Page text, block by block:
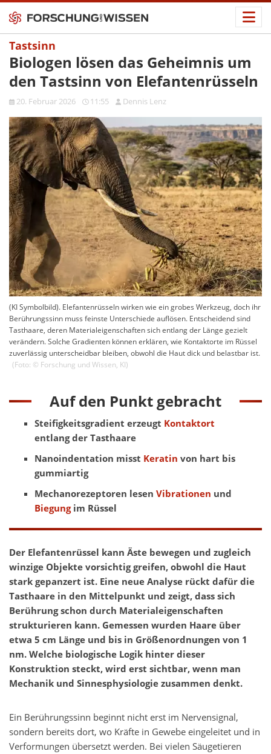
Tastsinn
Biologen lösen das Geheimnis um
den Tastsinn von Elefantenrüsseln
20. Februar 2026 11:55 Dennis Lenz
(KI Symbolbild). Elefantenrüsseln wirken wie ein grobes Werkzeug, doch ihr
Berührungssinn muss feinste Unterschiede auflösen. Entscheidend sind
Tasthaare, deren Materialeigenschaften sich entlang der Länge gezielt
verändern. Solche Gradienten können erklären, wie Kontaktorte im Rüssel
zuverlässig unterscheidbar bleiben, obwohl die Haut dick und belastbar ist.
(Foto: © Forschung und Wissen, KI)
Auf den Punkt gebracht
Steifigkeitsgradient erzeugt Kontaktort
entlang der Tasthaare
Nanoindentation misst Keratin von hart bis
gummiartig
Mechanorezeptoren lesen Vibrationen und
Biegungim Rüssel
Der Elefantenrüssel kann Äste bewegen und zugleich
winzige Objekte vorsichtig greifen, obwohl die Haut
stark gepanzert ist. Eine neue Analyse rückt dafür die
Tasthaare in den Mittelpunkt und zeigt, dass sich
Berührung schon durch Materialeigenschaften
strukturieren kann. Gemessen wurden Haare über
etwa 5 cm Länge und bis in Größenordnungen von 1
nm. Welche biologische Logik hinter dieser
Konstruktion steckt, wird erst sichtbar, wenn man
Mechanik und Sinnesphysiologie zusammen denkt.
Ein Berührungssinn beginnt nicht erst im Nervensignal,
sondern bereits dort, wo Kräfte in Gewebe eingeleitet und in
Verformungen übersetzt werden. Bei vielen Säugetieren